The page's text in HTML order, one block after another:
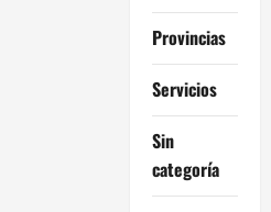
Provincias
Servicios
Sin
categoría